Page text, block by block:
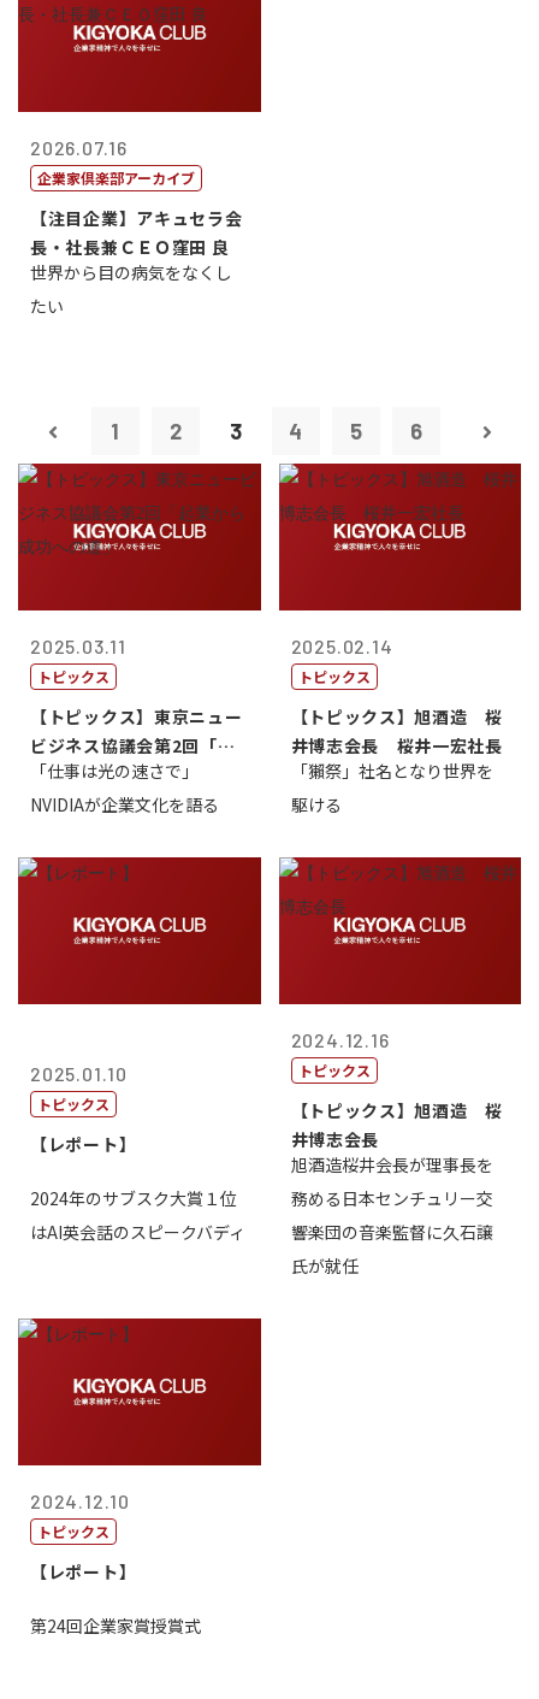
2026.07.16
企業家倶楽部アーカイブ
【注目企業】アキュセラ会
長・社長兼ＣＥＯ窪田 良
世界から目の病気をなくし
たい
1 2 3 4 5 6
2025.03.11
トピックス
【トピックス】東京ニュー
ビジネス協議会第2回「起
業から成功へ...
「仕事は光の速さで」
NVIDIAが企業文化を語る
2025.02.14
トピックス
【トピックス】旭酒造 桜
井博志会長 桜井一宏社長
「獺祭」社名となり世界を
駆ける
2025.01.10
トピックス
【レポート】
2024年のサブスク大賞１位
はAI英会話のスピークバディ
2024.12.16
トピックス
【トピックス】旭酒造 桜
井博志会長
旭酒造桜井会長が理事長を
務める日本センチュリー交
響楽団の音楽監督に久石譲
氏が就任
2024.12.10
トピックス
【レポート】
第24回企業家賞授賞式